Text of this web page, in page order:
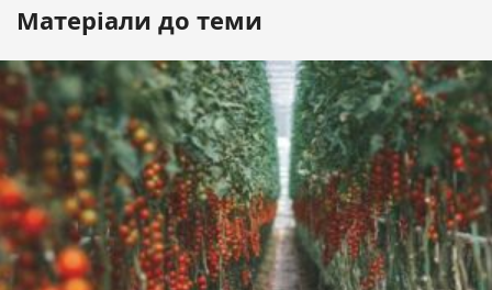
Матеріали до теми